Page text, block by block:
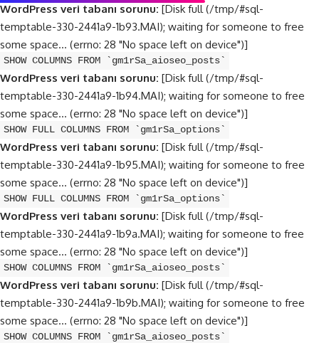
WordPress veri tabanı sorunu: [Disk full (/tmp/#sql-
temptable-330-2441a9-1b93.MAI); waiting for someone to free
some space... (errno: 28 "No space left on device")]
SHOW COLUMNS FROM `gm1rSa_aioseo_posts`
WordPress veri tabanı sorunu: [Disk full (/tmp/#sql-
temptable-330-2441a9-1b94.MAI); waiting for someone to free
some space... (errno: 28 "No space left on device")]
SHOW FULL COLUMNS FROM `gm1rSa_options`
WordPress veri tabanı sorunu: [Disk full (/tmp/#sql-
temptable-330-2441a9-1b95.MAI); waiting for someone to free
some space... (errno: 28 "No space left on device")]
SHOW FULL COLUMNS FROM `gm1rSa_options`
WordPress veri tabanı sorunu: [Disk full (/tmp/#sql-
temptable-330-2441a9-1b9a.MAI); waiting for someone to free
some space... (errno: 28 "No space left on device")]
SHOW COLUMNS FROM `gm1rSa_aioseo_posts`
WordPress veri tabanı sorunu: [Disk full (/tmp/#sql-
temptable-330-2441a9-1b9b.MAI); waiting for someone to free
some space... (errno: 28 "No space left on device")]
SHOW COLUMNS FROM `gm1rSa_aioseo_posts`